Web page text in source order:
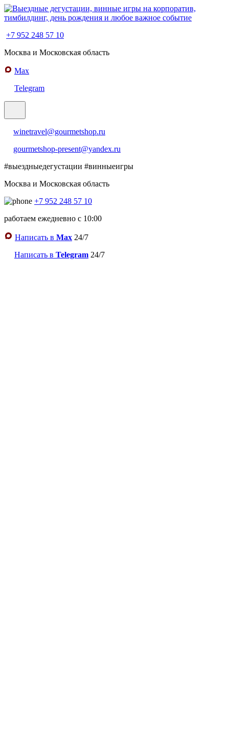
+7 952 248 57 10
Москва и Московская область
Max
Telegram
winetravel@gourmetshop.ru
gourmetshop-present@yandex.ru
#выездныедегустации #винныеигры
Москва и Московская область
+7 952 248 57 10
работаем ежедневно с 10:00
Написать в Max 24/7
Написать в Telegram 24/7